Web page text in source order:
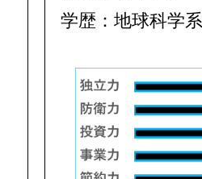
学歴：地球科学